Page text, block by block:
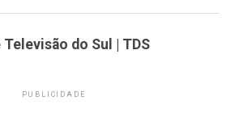
Televisão do Sul | TDS
PUBLICIDADE